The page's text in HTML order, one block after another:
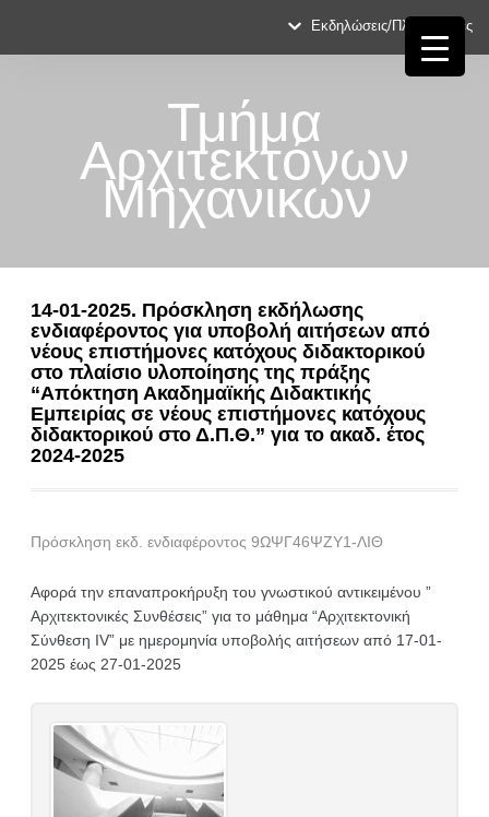
Εκδηλώσεις/Πληροφορίες
Τμήμα
Αρχιτεκτόνων
Μηχανικών
14-01-2025. Πρόσκληση εκδήλωσης
ενδιαφέροντος για υποβολή αιτήσεων από
νέους επιστήμονες κατόχους διδακτορικού
στο πλαίσιο υλοποίησης της πράξης
“Απόκτηση Ακαδημαϊκής Διδακτικής
Εμπειρίας σε νέους επιστήμονες κατόχους
διδακτορικού στο Δ.Π.Θ.” για το ακαδ. έτος
2024-2025
Πρόσκληση εκδ. ενδιαφέροντος 9ΩΨΓ46ΨΖΥ1-ΛΙΘ
Αφορά την επαναπροκήρυξη του γνωστικού αντικειμένου ”
Αρχιτεκτονικές Συνθέσεις” για το μάθημα “Αρχιτεκτονική
Σύνθεση IV” με ημερομηνία υποβολής αιτήσεων από 17-01-
2025 έως 27-01-2025